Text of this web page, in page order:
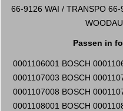
66-9126 WAI / TRANSPO
Passen in
0001106001 BOSCH
0001107003 BOSCH
0001107008 BOSCH
0001108001 BOSCH